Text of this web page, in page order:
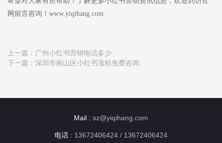
网留言咨询！www.yiqihang.com
上一篇： 广州小红书营销电话多少
下一篇： 深圳市南山区小红书涨粉免费咨询
Mail : sz@yiqihang.com
电话 : 13672406424 / 13672406424